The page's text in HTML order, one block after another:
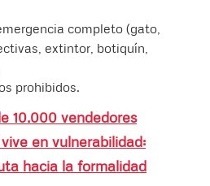
completo (gato,
extintor, botiquín,
prohibidos.
10.000 vendedores
en vulnerabilidad:
hacia la formalidad